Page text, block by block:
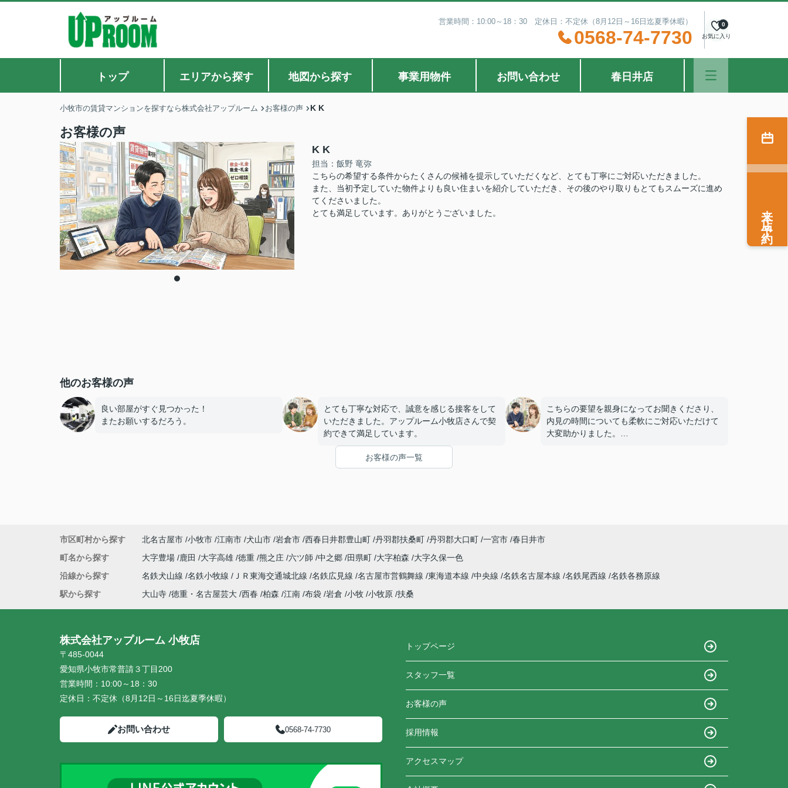
営業時間：10:00～18：30 定休日：不定休（8月12日～16日迄夏季休暇）
0568-74-7730 お気に入り
0
トップ エリアから探す 地図から探す 事業用物件 お問い合わせ 春日井店
小牧市の賃貸マンションを探すなら株式会社アップルーム お客様の声 K K
お客様の声
K K
担当：飯野 竜弥
こちらの希望する条件からたくさんの候補を提示していただくなど、とても丁寧にご対応いただきました。
また、当初予定していた物件よりも良い住まいを紹介していただき、その後のやり取りもとてもスムーズに進め
てくださいました。
とても満足しています。ありがとうございました。
他のお客様の声
良い部屋がすぐ見つかった！
またお願いするだろう。
とても丁寧な対応で、誠意を感じる接客をして
いただきました。アップルーム小牧店さんで契
約できて満足しています。
こちらの要望を親身になってお聞きくださり、
内見の時間についても柔軟にご対応いただけて
大変助かりました。
お客様の声一覧
来店予約
市区町村から探す 北名古屋市 小牧市 江南市 犬山市 岩倉市 西春日井郡豊山町 丹羽郡扶桑町 丹羽郡大口町 一宮市 春日井市
町名から探す
大字豊場 鹿田 大字高雄 徳重 熊之庄 六ツ師 中之郷 田県町 大字柏森
大字久保一色
沿線から探す
名鉄犬山線 名鉄小牧線 ＪＲ東海交通城北線 名鉄広見線 名古屋市営鶴舞線 東海道本線 中央線 名鉄名古屋本線 名鉄尾西線 名鉄各務原線
駅から探す
大山寺 徳重・名古屋芸大 西春 柏森 江南 布袋 岩倉 小牧 小牧原 扶桑
株式会社アップルーム 小牧店
〒485-0044
愛知県小牧市常普請３丁目200
営業時間： 10:00～18：30
定休日： 不定休（8月12日～16日迄夏季休暇）
お問い合わせ 0568-74-7730
トップページ
スタッフ一覧
お客様の声
採用情報
アクセスマップ